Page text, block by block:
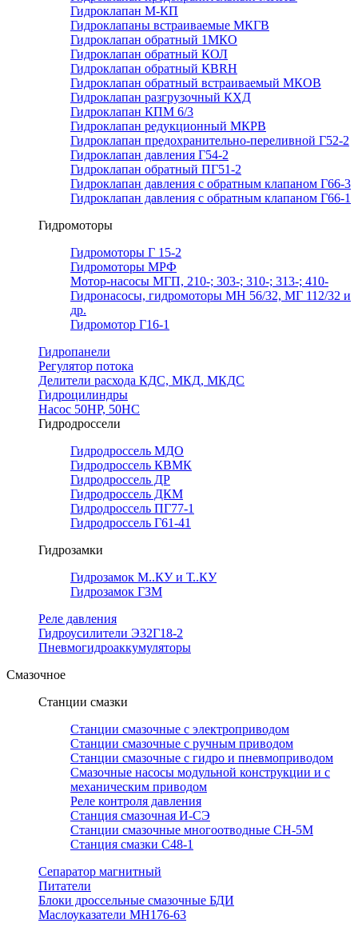
Гидроклапан М-КП
Гидроклапаны встраиваемые МКГВ
Гидроклапан обратный 1МКО
Гидроклапан обратный КОЛ
Гидроклапан обратный КВRН
Гидроклапан обратный встраиваемый МКОВ
Гидроклапан разгрузочный КХД
Гидроклапан КПМ 6/3
Гидроклапан редукционный МКРВ
Гидроклапан предохранительно-переливной Г52-2
Гидроклапан давления Г54-2
Гидроклапан обратный ПГ51-2
Гидроклапан давления с обратным клапаном Г66-3
Гидроклапан давления с обратным клапаном Г66-1
Гидромоторы
Гидромоторы Г 15-2
Гидромоторы МРФ
Мотор-насосы МГП, 210-; 303-; 310-; 313-; 410-
Гидронасосы, гидромоторы МН 56/32, МГ 112/32 и
др.
Гидромотор Г16-1
Гидропанели
Регулятор потока
Делители расхода КДС, МКД, МКДС
Гидроцилиндры
Насос 50НР, 50НС
Гидродроссели
Гидродроссель МДО
Гидродроссель КВМК
Гидродроссель ДР
Гидродроссель ДКМ
Гидродроссель ПГ77-1
Гидродроссель Г61-41
Гидрозамки
Гидрозамок М..КУ и Т..КУ
Гидрозамок ГЗМ
Реле давления
Гидроусилители Э32Г18-2
Пневмогидроаккумуляторы
Смазочное
Станции смазки
Станции смазочные с электроприводом
Станции смазочные с ручным приводом
Станции смазочные с гидро и пневмоприводом
Смазочные насосы модульной конструкции и с
механическим приводом
Реле контроля давления
Станция смазочная И-СЭ
Станции смазочные многоотводные СН-5М
Станция смазки С48-1
Сепаратор магнитный
Питатели
Блоки дроссельные смазочные БДИ
Маслоуказатели МН176-63